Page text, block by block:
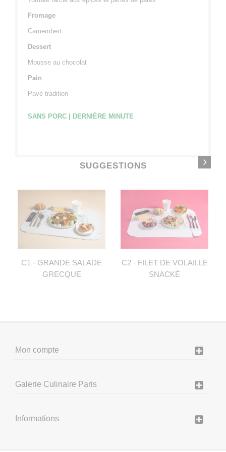
Fromage
Camembert
Dessert
Mousse au chocolat
Pain
Pavé tradition
SANS PORC | DERNI È RE MINUTE
SUGGESTIONS
C1 - GRANDE SALADE
GRECQUE
C2 - FILET DE VOLAILLE
SNACKÉ
Mon compte
Galerie Culinaire Paris
Informations